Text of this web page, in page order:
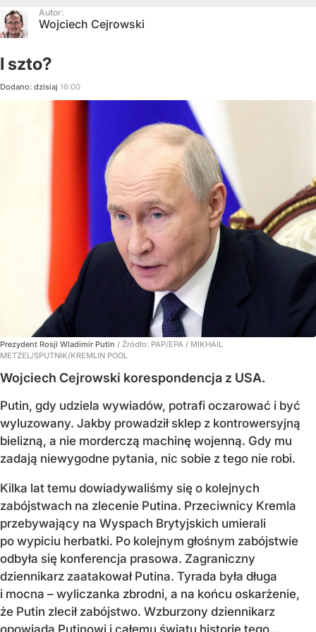
Autor:
Wojciech Cejrowski
I szto?
Dodano: dzisiaj 16:00
Prezydent Rosji Wladimir Putin / Źródło: PAP/EPA / MIKHAIL
METZEL/SPUTNIK/KREMLIN POOL
Wojciech Cejrowski korespondencja z USA.
Putin, gdy udziela wywiadów, potrafi oczarować i być
wyluzowany. Jakby prowadził sklep z kontrowersyjną
bielizną, a nie morderczą machinę wojenną. Gdy mu
zadają niewygodne pytania, nic sobie z tego nie robi.
Kilka lat temu dowiadywaliśmy się o kolejnych
zabójstwach na zlecenie Putina. Przeciwnicy Kremla
przebywający na Wyspach Brytyjskich umierali
po wypiciu herbatki. Po kolejnym głośnym zabójstwie
odbyła się konferencja prasowa. Zagraniczny
dziennikarz zaatakował Putina. Tyrada była długa
i mocna – wyliczanka zbrodni, a na końcu oskarżenie,
że Putin zlecił zabójstwo. Wzburzony dziennikarz